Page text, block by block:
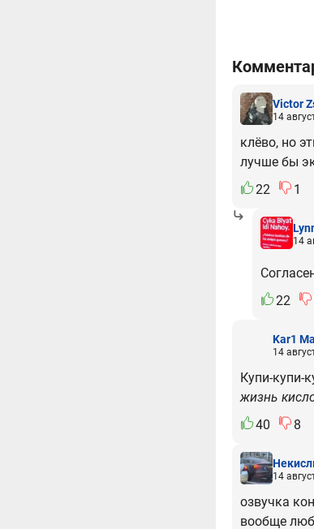
Victor
14
клёво, но
лучше бы
22
1
14
22
Kar1
14
Купи-купи-
жизнь
40
8
14
озвучка
вообще